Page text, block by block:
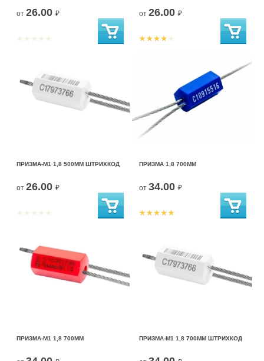
от 26.00 ₽ от 26.00 ₽
ПРИЗМА-М1 1,8 500ММ ШТРИХКОД
от 26.00 ₽
ПРИЗМА 1,8 700ММ
от 34.00 ₽
ПРИЗМА-М1 1,8 700ММ ПРИЗМА-М1 1,8 700ММ ШТРИХКОД